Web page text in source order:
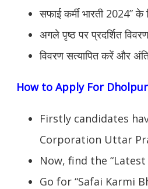
सफाई कर्मी भारती 2024”
अगले पृष्ठ पर प्रदर्शित
विवरण सत्यापित करें और
How to Apply For Dholpur
Firstly candidates
Corporation Uttar
Now, find the
Go for “Safai Karmi